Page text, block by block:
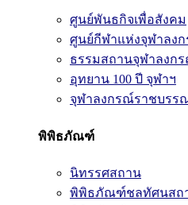
ศูนย์พันธกิจเพื่อสังคม
ศูนย์กีฬาแห่งจุฬาลง
ธรรมสถานจุฬาลงก
อุทยาน 100 ปี จุฬาฯ
จุฬาลงกรณ์ราชบรร
พิพิธภัณฑ์
นิทรรศสถาน
พิพิธภัณฑ์ชลทัศนสถ